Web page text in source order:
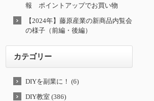
報 ポイントアップでお買い物
【2024年】藤原産業の新商品内覧会
の様子（前編・後編）
カテゴリー
DIYを副業に！ (6)
DIY教室 (386)